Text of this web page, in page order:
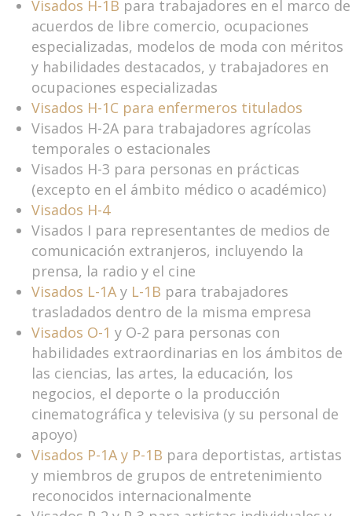
Visados H-1B para trabajadores en el marco de
acuerdos de libre comercio, ocupaciones
especializadas, modelos de moda con méritos
y habilidades destacados, y trabajadores en
ocupaciones especializadas
Visados H-1C para enfermeros titulados
Visados H-2A para trabajadores agrícolas
temporales o estacionales
Visados H-3 para personas en prácticas
(excepto en el ámbito médico o académico)
Visados H-4
Visados I para representantes de medios de
comunicación extranjeros, incluyendo la
prensa, la radio y el cine
Visados L-1A y L-1B para trabajadores
trasladados dentro de la misma empresa
Visados O-1 y O-2 para personas con
habilidades extraordinarias en los ámbitos de
las ciencias, las artes, la educación, los
negocios, el deporte o la producción
cinematográfica y televisiva (y su personal de
apoyo)
Visados P-1A y P-1B para deportistas, artistas
y miembros de grupos de entretenimiento
reconocidos internacionalmente